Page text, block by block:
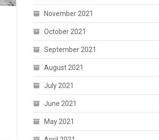
November 2021
October 2021
September 2021
August 2021
July 2021
June 2021
May 2021